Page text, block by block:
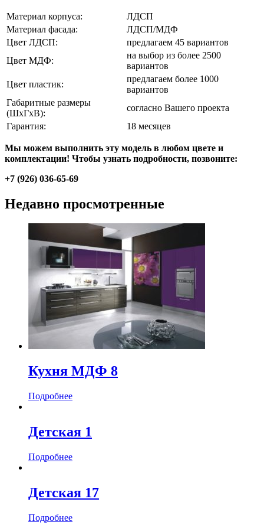
Материал корпуса:
ЛДСП
Материал фасада:
ЛДСП/МДФ
Цвет ЛДСП:
предлагаем 45 вариантов
Цвет МДФ:
на выбор из более 2500
вариантов
Цвет пластик:
предлагаем более 1000
вариантов
Габаритные размеры
(ШхГхВ):
согласно Вашего проекта
Гарантия:
18 месяцев
Мы можем выполнить эту модель в любом цвете и
комплектации! Чтобы узнать подробности, позвоните:
+7 (926) 036-65-69
Недавно просмотренные
Кухня МДФ 8
Подробнее
Детская 1
Подробнее
Детская 17
Подробнее